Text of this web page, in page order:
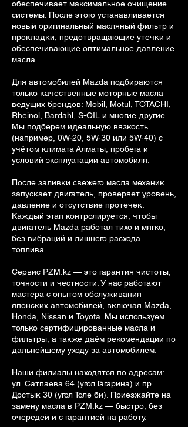
обеспечивает максимальное очищение
системы. После этого устанавливается
новый оригинальный масляный фильтр и
прокладки, предотвращающие утечки и
обеспечивающие оптимальное давление
масла.
Для автомобилей Mazda подбираются
только качественные моторные масла
ведущих брендов: Mobil, Motul, TOTACHI,
Rheinol, Bardahl, S-OIL и многие другие.
Мы подберем идеальную вязкость
(например, 0W-20, 5W-30 или 5W-40) с
учётом климата Алматы, пробега и
условий эксплуатации автомобиля.
После заливки свежего масла механик
запускает двигатель, проверяет уровень,
давление и отсутствие протечек.
Каждый этап контролируется, чтобы
двигатель Mazda работал тихо и мягко,
без вибраций и лишнего расхода
топлива.
Сервис PZM.kz — это гарантия чистоты,
точности и честности. У нас работают
мастера с опытом обслуживания
японских автомобилей, включая Mazda,
Honda, Nissan и Toyota. Мы используем
только сертифицированные масла и
фильтры, а также даём рекомендации по
дальнейшему уходу за автомобилем.
Наши филиалы находятся по адресам:
ул. Сатпаева 64 (угол Гагарина) и пр.
Достык 30 (угол Толе би). Приезжайте на
замену масла в PZM.kz — быстро, без
очередей и с гарантией на работу.